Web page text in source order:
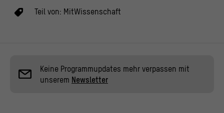
Teil von: MitWissenschaft
Keine Programmupdates mehr verpassen mit
unserem Newsletter